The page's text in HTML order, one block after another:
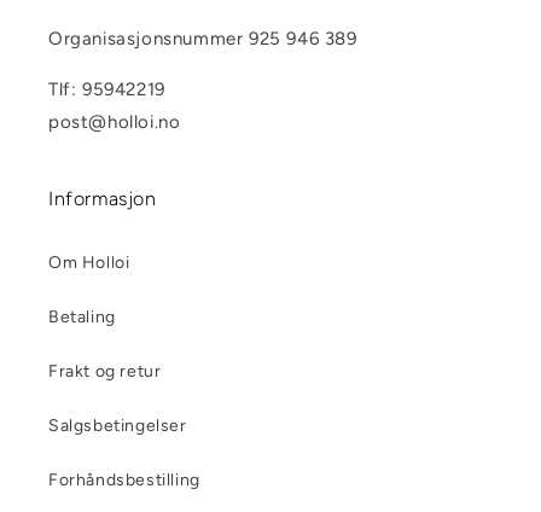
Organisasjonsnummer 925 946 389
Tlf: 95942219
post@holloi.no
Informasjon
Om Holloi
Betaling
Frakt og retur
Salgsbetingelser
Forhåndsbestilling